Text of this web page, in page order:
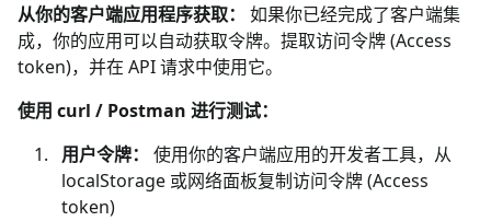
从你的客户端应用程序获取：
如果你已经完成了客户端集
成，你的应用可以自动获取令牌。提取访问令牌 (Access
token)，并在 API 请求中使用它。
使用 curl / Postman 进行测试：
用户令牌：
使用你的客户端应用的开发者工具，从
localStorage 或网络面板复制访问令牌 (Access
token)